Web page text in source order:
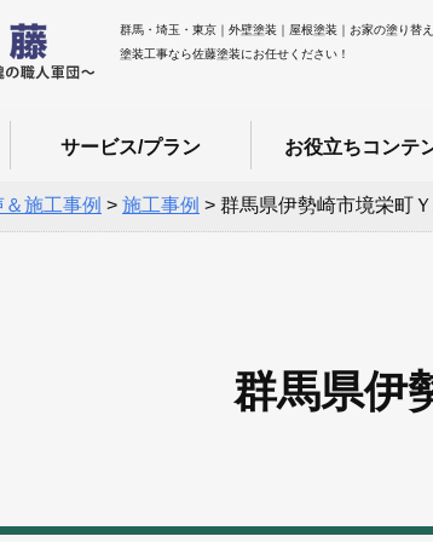
群馬・埼玉・東京｜外壁塗装｜屋根塗装｜お家の塗り替え
塗装工事なら佐藤塗装にお任せください！
サービス/プラン お役立ちコンテ
施工事例 > 施工事例 > 群馬県伊勢崎市境栄町
群馬県伊